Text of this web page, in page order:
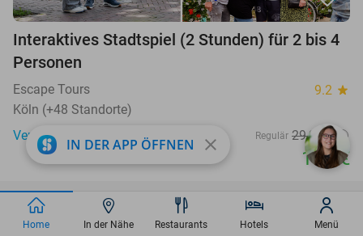
Interaktives Stadtspiel (2 Stunden) für 2 bis 4
Personen
Escape Tours 9.2 star
Köln (+48 Standorte)
Verkauft: 379
Regulär 29,95€
17,95€
IN DER APP ÖFFNEN close
Home In der Nähe Restaurants Hotels Menü